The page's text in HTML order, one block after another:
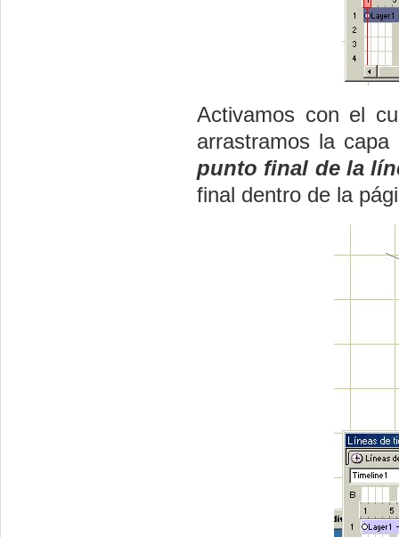
Activamos con el
arrastramos la
punto final de la
final dentro de la